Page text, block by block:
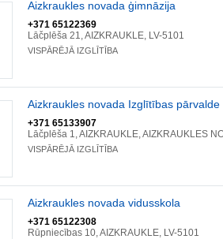
Aizkraukles novada ģimnāzija
+371 65122369
Lāčplēša 21, AIZKRAUKLE, LV-5101
VISPĀRĒJĀ IZGLĪTĪBA
Aizkraukles novada Izglītības pārvalde
+371 65133907
Lāčplēša 1, AIZKRAUKLE, AIZKRAUKLES
VISPĀRĒJĀ IZGLĪTĪBA
Aizkraukles novada vidusskola
+371 65122308
Rūpniecības 10, AIZKRAUKLE, LV-5101